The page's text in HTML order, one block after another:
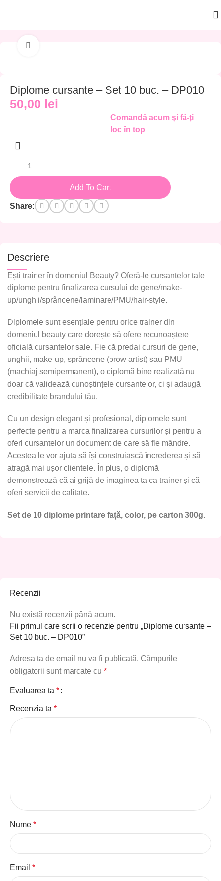
Diplome cursante – Set 10 buc. – DP010
50,00 lei
Comandă acum și fă-ți
loc în top
Add To Cart
Share:
Descriere
Ești trainer în domeniul Beauty? Oferă-le cursantelor tale
diplome pentru finalizarea cursului de gene/make-
up/unghii/sprâncene/laminare/PMU/hair-style.
Diplomele sunt esențiale pentru orice trainer din
domeniul beauty care dorește să ofere recunoaștere
oficială cursantelor sale. Fie că predai cursuri de gene,
unghii, make-up, sprâncene (brow artist) sau PMU
(machiaj semipermanent), o diplomă bine realizată nu
doar că validează cunoștințele cursantelor, ci și adaugă
credibilitate brandului tău.
Cu un design elegant și profesional, diplomele sunt
perfecte pentru a marca finalizarea cursurilor și pentru a
oferi cursantelor un document de care să fie mândre.
Acestea le vor ajuta să își construiască încrederea și să
atragă mai ușor clientele. În plus, o diplomă
demonstrează că ai grijă de imaginea ta ca trainer și că
oferi servicii de calitate.
Set de 10 diplome printare față, color, pe carton 300g.
Recenzii
Nu există recenzii până acum.
Fii primul care scrii o recenzie pentru „Diplome cursante –
Set 10 buc. – DP010”
Adresa ta de email nu va fi publicată. Câmpurile
obligatorii sunt marcate cu *
Evaluarea ta *
Recenzia ta *
Nume *
Email *